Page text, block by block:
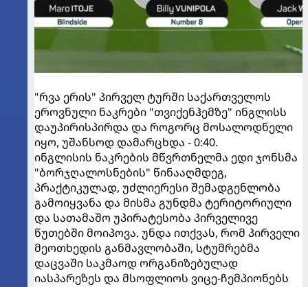
"რვა ერის" პირველ ტურში საქართველოს
ეროვნული ნაკრები "თვიქენჰემზე" ინგლისს
დაუპირისპირდა და როგორც მოსალოდნელი
იყო, უშანსოდ დამარცხდა - 0:40.
ინგლისის ნაკრების მწვრთნელმა ედი ჯონსმა
"ბორჯღალოსნების" წინააღმდეგ,
პრაქტიკულად, უძლიერესი შემადგენლობა
გამოიყვანა და მისმა გუნდმა ტერიტორიული
და სათამაშო უპირატესობა პირველივე
წუთებში მოიპოვა. უნდა ითქვას, რომ პირველი
მეოთხედის განმავლობაში, სტუმრებმა
დაცვაში საკმაოდ ორგანიზებულად
იასპარეზეს და მსოფლიოს ვიცე-ჩემპიონებს